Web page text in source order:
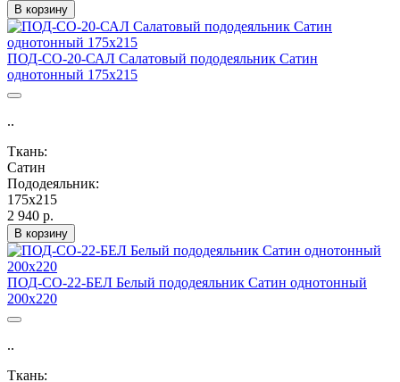
В корзину
ПОД-СО-20-САЛ Салатовый пододеяльник Сатин
однотонный 175х215
..
Ткань:
Сатин
Пододеяльник:
175х215
2 940 р.
В корзину
ПОД-СО-22-БЕЛ Белый пододеяльник Сатин однотонный
200х220
..
Ткань: